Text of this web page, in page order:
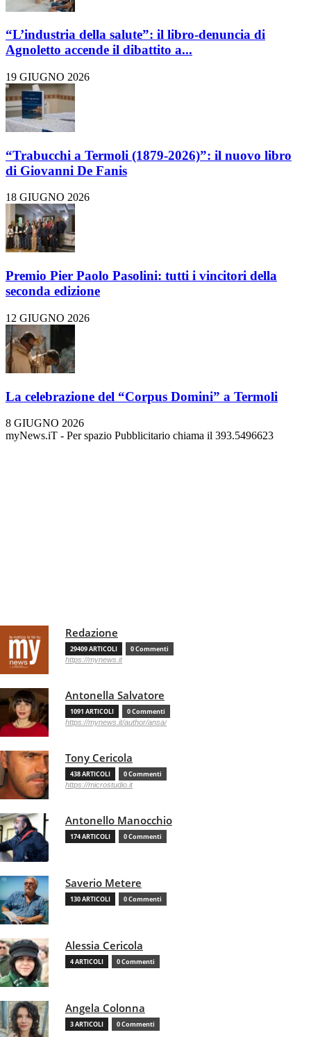
“L’industria della salute”: il libro-denuncia di
Agnoletto accende il dibattito a...
19 GIUGNO 2026
“Trabucchi a Termoli (1879-2026)”: il nuovo libro
di Giovanni De Fanis
18 GIUGNO 2026
Premio Pier Paolo Pasolini: tutti i vincitori della
seconda edizione
12 GIUGNO 2026
La celebrazione del “Corpus Domini” a Termoli
8 GIUGNO 2026
myNews.iT - Per spazio Pubblicitario chiama il 393.5496623
Redazione
29409 ARTICOLI 0 Commenti
https://mynews.it
Antonella Salvatore
1091 ARTICOLI 0 Commenti
https://mynews.it/author/ansa/
Tony Cericola
438 ARTICOLI 0 Commenti
https://microstudio.it
Antonello Manocchio
174 ARTICOLI 0 Commenti
Saverio Metere
130 ARTICOLI 0 Commenti
Alessia Cericola
4 ARTICOLI 0 Commenti
Angela Colonna
3 ARTICOLI 0 Commenti